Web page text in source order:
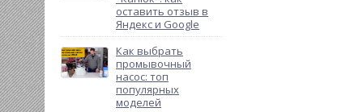
оставить отзыв в
Яндекс и Google
Как выбрать
промывочный
насос: топ
популярных
моделей